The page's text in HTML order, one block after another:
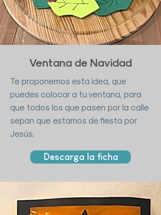
Ventana de Navidad
Te proponemos esta idea, que
puedes colocar a tu ventana, para
que todos los que pasen por la calle
sepan que estamos de fiesta por
Jesús.
Descarga la ficha